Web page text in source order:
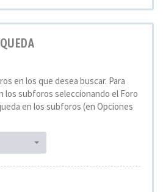
en los que desea buscar. Para
los subforos seleccionando el Foro
en los subforos (en Opciones